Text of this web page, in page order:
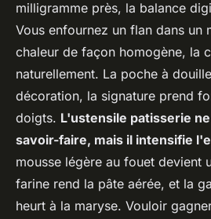
milligramme près, la balance
Vous enfournez un flan dans un
chaleur de façon homogène, la
naturellement. La poche à
décoration, la signature prend
doigts. L'ustensile patisserie
savoir-faire, mais il intensifie
mousse légère au fouet devient
farine rend la pâte aérée, et la
heurt à la maryse. Vouloir